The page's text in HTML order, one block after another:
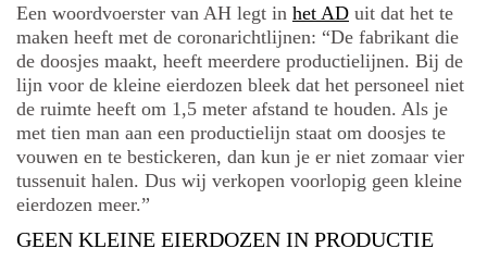
Een woordvoerster van AH legt in het AD uit dat het te
maken heeft met de coronarichtlijnen: “De fabrikant die
de doosjes maakt, heeft meerdere productielijnen. Bij de
lijn voor de kleine eierdozen bleek dat het personeel niet
de ruimte heeft om 1,5 meter afstand te houden. Als je
met tien man aan een productielijn staat om doosjes te
vouwen en te bestickeren, dan kun je er niet zomaar vier
tussenuit halen. Dus wij verkopen voorlopig geen kleine
eierdozen meer.”
GEEN KLEINE EIERDOZEN IN PRODUCTIE